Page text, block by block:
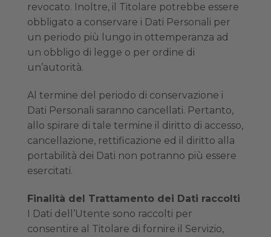
revocato. Inoltre, il Titolare potrebbe essere
obbligato a conservare i Dati Personali per
un periodo più lungo in ottemperanza ad
un obbligo di legge o per ordine di
un’autorità.
Al termine del periodo di conservazione i
Dati Personali saranno cancellati. Pertanto,
allo spirare di tale termine il diritto di accesso,
cancellazione, rettificazione ed il diritto alla
portabilità dei Dati non potranno più essere
esercitati.
Finalità del Trattamento dei Dati raccolti
I Dati dell’Utente sono raccolti per
consentire al Titolare di fornire il Servizio,